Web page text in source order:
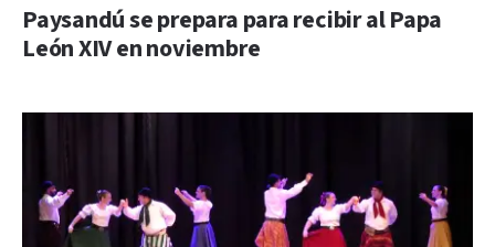
Paysandú se prepara para recibir al Papa
León XIV en noviembre